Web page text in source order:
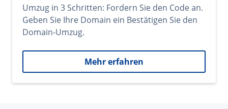
Umzug in 3 Schritten: Fordern Sie den Code an.
Geben Sie Ihre Domain ein Bestätigen Sie den
Domain-Umzug.
Mehr erfahren